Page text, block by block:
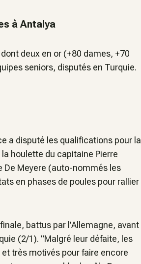
à Antalya
deux en or (+80 dames, +70
seniors, disputés en Turquie.
a disputé les qualifications pour la
houlette du capitaine Pierre
De Meyere (auto-nommés les
en phases de poules pour rallier
battus par l'Allemagne, avant
(2/1). "Malgré leur défaite, les
très motivés pour faire encore